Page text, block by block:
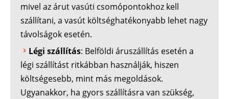
mivel az árut vasúti csomópontokhoz kell
szállítani, a vasút költséghatékonyabb lehet nagy
távolságok esetén.
Légi szállítás: Belföldi áruszállítás esetén a
légi szállítást ritkábban használják, hiszen
költségesebb, mint más megoldások.
Ugyanakkor, ha gyors szállításra van szükség,